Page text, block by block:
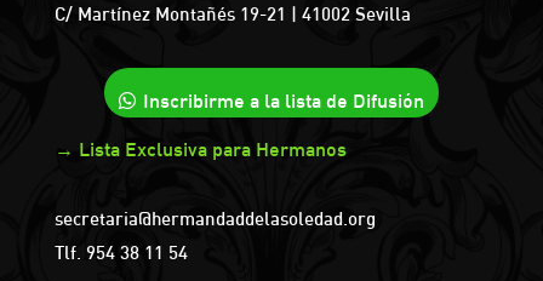
C/ Martínez Montañés 19-21 | 41002 Sevilla
Inscribirme a la lista de Difusión
→ Lista Exclusiva para Hermanos
secretaria@hermandaddelasoledad.org
Tlf. 954 38 11 54